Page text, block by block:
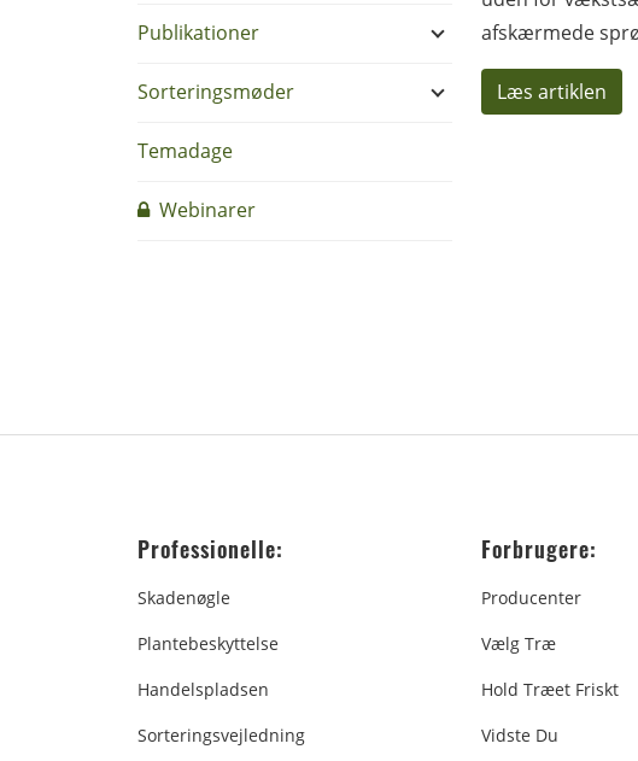
Publikationer
Sorteringsmøder
Temadage
Webinarer
afskærmede
Læs artiklen
Professionelle:
Skadenøgle
Plantebeskyttelse
Handelspladsen
Sorteringsvejledning
Forbrugere:
Producenter
Vælg Træ
Hold Træet Friskt
Vidste Du